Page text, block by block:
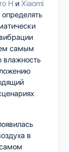
H и Xiaomi
определять
самым
влажность
в